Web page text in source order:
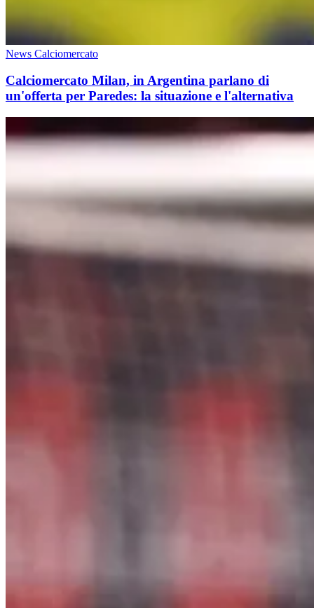
News Calciomercato
Calciomercato Milan, in Argentina parlano di
un'offerta per Paredes: la situazione e l'alternativa